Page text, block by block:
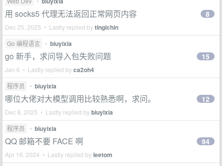
用 socks5 代理无法返回正常网页内容
Dec 25, 2025 • Lastly replied bytingichin
8
Go 编程语言 • biuyixia
go 新手，求问导入包失败问题
Jan 6 • Lastly replied byca2oh4
15
程序员 • biuyixia
哪位大佬对大模型调用比较熟悉啊，求问。
Dec 8, 2025 • Lastly replied bybiuyixia
12
程序员 • biuyixia
QQ 邮箱不要 FACE 啊
Apr 16, 2024 • Lastly replied byleetom
94